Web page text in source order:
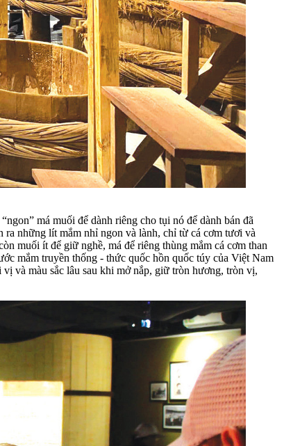
má muối để dành riêng cho tụi nó để dành bán đã
những lít mắm nhỉ ngon và lành, chỉ từ cá cơm tươi và
muối ít để giữ nghề, má để riêng thùng mắm cá cơm than
mắm truyền thống - thức quốc hồn quốc túy của Việt Nam
và màu sắc lâu sau khi mở nắp, giữ tròn hương, tròn vị,